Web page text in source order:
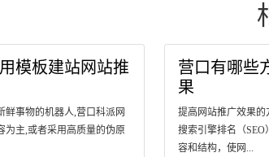
模板建站网站推
鲜事物的机器人,营口科派网
为主,或者采用高质量的伪原
营口有哪些
果
提高网站推广效果
搜索引擎排名（
容和结构，使网...